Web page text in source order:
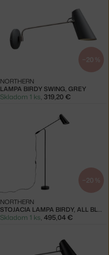
−20 %
LAMPA BIRDY SWING, GREY
NORTHERN
Skladom 1 ks 319,20 €
−20 %
STOJACIA LAMPA BIRDY, ALL BLACK
NORTHERN
Skladom 1 ks 495,04 €